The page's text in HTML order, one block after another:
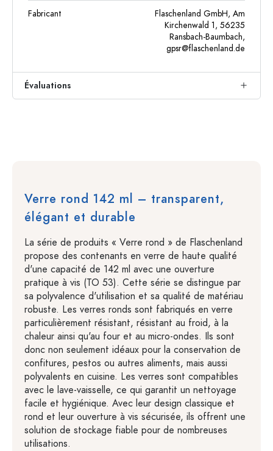
Fabricant
Flaschenland GmbH, Am
Kirchenwald 1, 56235
Ransbach-Baumbach,
gpsr@flaschenland.de
Évaluations
Verre rond 142 ml – transparent,
élégant et durable
La série de produits « Verre rond » de Flaschenland
propose des contenants en verre de haute qualité
d'une capacité de 142 ml avec une ouverture
pratique à vis (TO 53). Cette série se distingue par
sa polyvalence d'utilisation et sa qualité de matériau
robuste. Les verres ronds sont fabriqués en verre
particulièrement résistant, résistant au froid, à la
chaleur ainsi qu'au four et au micro-ondes. Ils sont
donc non seulement idéaux pour la conservation de
confitures, pestos ou autres aliments, mais aussi
polyvalents en cuisine. Les verres sont compatibles
avec le lave-vaisselle, ce qui garantit un nettoyage
facile et hygiénique. Avec leur design classique et
rond et leur ouverture à vis sécurisée, ils offrent une
solution de stockage fiable pour de nombreuses
utilisations.